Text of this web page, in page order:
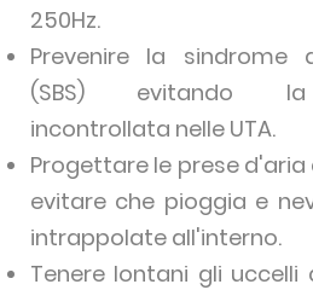
250Hz.
Prevenire la sindrome
(SBS) evitando la
incontrollata nelle UTA.
Progettare le prese
evitare che pioggia e
intrappolate all'interno.
Tenere lontani gli